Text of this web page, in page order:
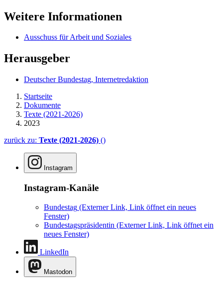
Weitere Informationen
Ausschuss für Arbeit und Soziales
Herausgeber
Deutscher Bundestag, Internetredaktion
Startseite
Dokumente
Texte (2021-2026)
2023
zurück zu: Texte (2021-2026) ()
Instagram
Instagram-Kanäle
Bundestag (Externer Link, Link öffnet ein neues
Fenster)
Bundestagspräsidentin (Externer Link, Link öffnet ein
neues Fenster)
LinkedIn
Mastodon